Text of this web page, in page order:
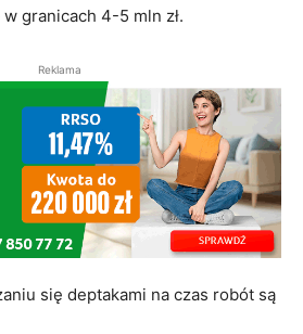
granicach 4-5 mln zł.
Reklama
się deptakami na czas robót są